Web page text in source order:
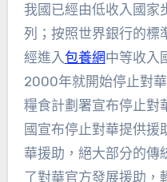
我國已經由低收入國家
列；按照世界銀行的標
經進入包養網中等收入
2000年就開始停止對
糧食計劃署宣布停止對
國宣布停止對華提供援
華援助，絕大部分的傳
了對華官方發展援助，